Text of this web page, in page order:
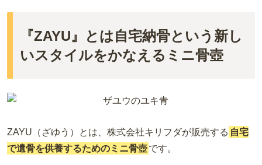
『ZAYU』とは自宅納骨という新し
いスタイルをかなえるミニ骨壺
ZAYU（ざゆう）とは、株式会社キリフダが販売する 自宅
で遺骨を供養するためのミニ骨壺です。